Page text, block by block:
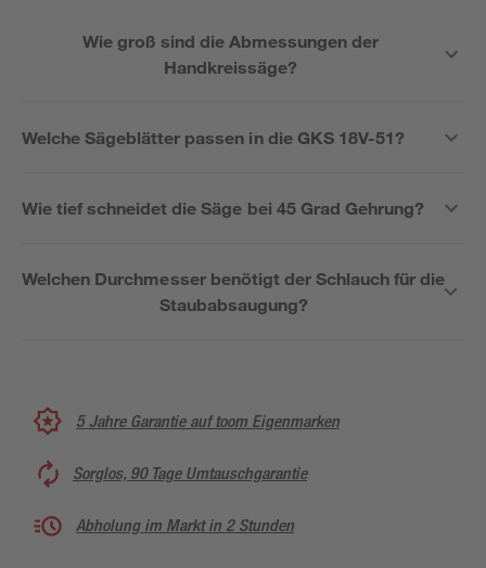
Wie groß sind die Abmessungen der
Handkreissäge?
Welche Sägeblätter passen in die GKS 18V-51?
Wie tief schneidet die Säge bei 45 Grad Gehrung?
Welchen Durchmesser benötigt der Schlauch für die
Staubabsaugung?
5 Jahre Garantie auf toom Eigenmarken
Sorglos, 90 Tage Umtauschgarantie
Abholung im Markt in 2 Stunden